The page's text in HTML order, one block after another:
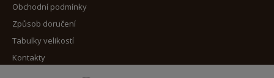
Obchodní podmínky
Způsob doručení
Tabulky velikostí
Kontakty